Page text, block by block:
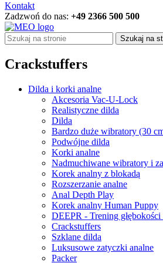
Kontakt
Zadzwoń do nas: +49 2366 500 500
Szukaj na
Crackstuffers
Dilda i korki analne
Akcesoria Vac-U-Lock
Realistyczne dilda
Dilda
Bardzo duże wibratory (30
Podwójne dilda
Korki analne
Nadmuchiwane wibratory i
Korek analny z blokadą
Rozszerzanie analne
Anal Depth Play
Korek analny Human Puppy
DEEPR - Trening
Crackstuffers
Szklane dilda
Luksusowe zatyczki analne
Packer